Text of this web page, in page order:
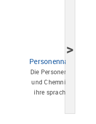
Personennamen
Die Personennamen
und Chemnitz bis
ihre
>